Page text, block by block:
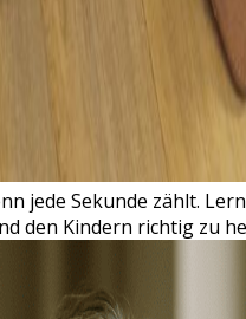
jede Sekunde zählt.
den Kindern richtig zu